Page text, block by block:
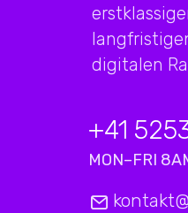
digitalen
+41
MON–FRI